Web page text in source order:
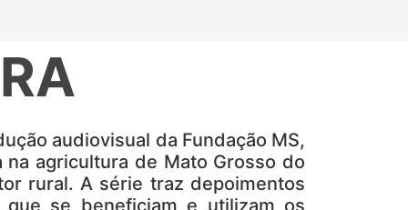
audiovisual da Fundação MS,
agricultura de Mato Grosso do
rural. A série traz depoimentos
se beneficiam e utilizam os